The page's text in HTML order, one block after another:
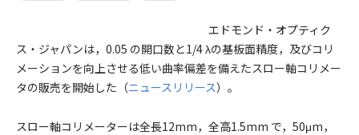
エドモンド・オプティク
ス・ジャパンは，0.05 の開口数と1/4 λの基板面精度，及びコリ
メーションを向上させる低い曲率偏差を備えたスロー軸コリメー
タの販売を開始した（ニュースリリース）。
スロー軸コリメーターは全長12mm，全高1.5mm で，50μm，